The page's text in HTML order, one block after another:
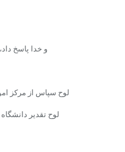
و خدا پاسخ
لوح سپاس از مرکز
لوح تقدیر